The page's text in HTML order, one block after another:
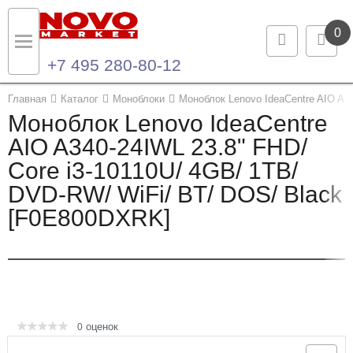
0
+7 495 280-80-12
Главная Каталог Моноблоки Моноблок Lenovo IdeaCentre AIO
Моноблок Lenovo IdeaCentre
AIO A340-24IWL 23.8" FHD/
Core i3-10110U/ 4GB/ 1TB/
DVD-RW/ WiFi/ BT/ DOS/ Black
[F0E800DXRK]
0 оценок
Назад
Каталог продукции
Ноутбуки и ультрабуки
Компьютеры
Назад
Контакты
Контактная информация